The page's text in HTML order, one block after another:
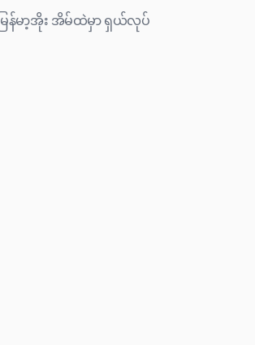
မြန်မာ့အိုး အိမ်ထဲမှာ ရှယ်လုပ်